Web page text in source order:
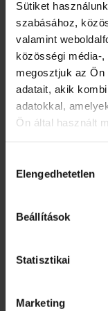
Sütiket
szabásához,
valamint
közösségi média-
megosztjuk az Ön
adatait, akik
adatokkal,
Ön által használt
kiválasztása
Elengedhetetlen
Beállítások
Statisztikai
Marketing
pontosság
A CIKKHEZ
02 / 2022
Az új